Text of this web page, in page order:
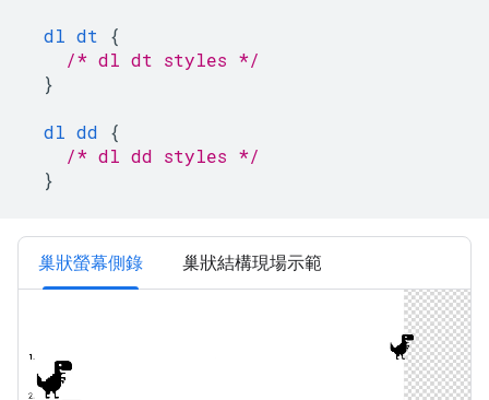
dl dt
{
/* dl dt styles */
}
dl dd
{
/* dl dd styles */
}
巢狀螢幕側錄 巢狀結構現場示範